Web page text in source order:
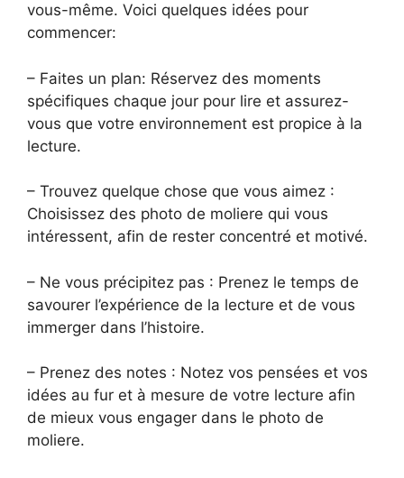
vous-même. Voici quelques idées pour
commencer:
– Faites un plan: Réservez des moments
spécifiques chaque jour pour lire et assurez-
vous que votre environnement est propice à la
lecture.
– Trouvez quelque chose que vous aimez :
Choisissez des photo de moliere qui vous
intéressent, afin de rester concentré et motivé.
– Ne vous précipitez pas : Prenez le temps de
savourer l’expérience de la lecture et de vous
immerger dans l’histoire.
– Prenez des notes : Notez vos pensées et vos
idées au fur et à mesure de votre lecture afin
de mieux vous engager dans le photo de
moliere.